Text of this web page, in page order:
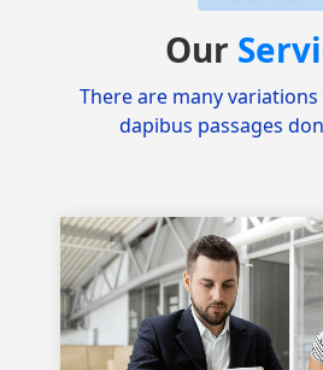
Our
There are many
dapibus passages